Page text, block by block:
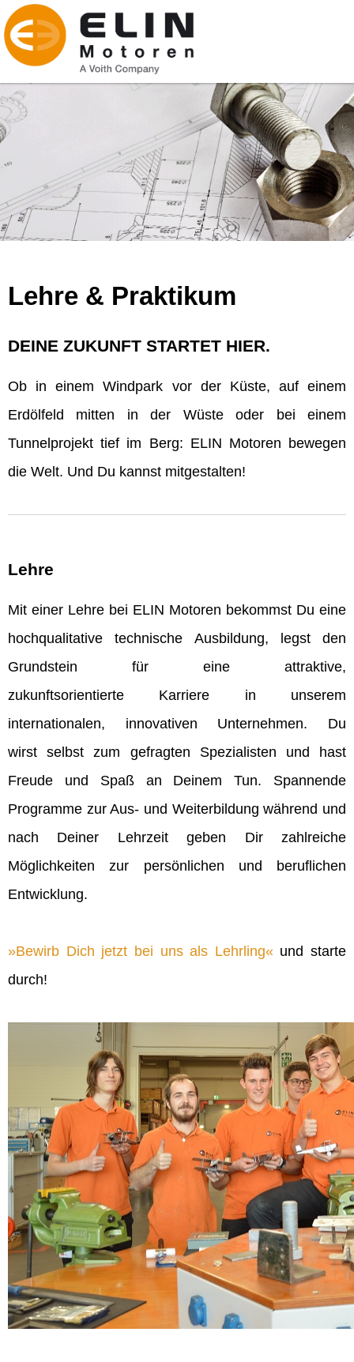
Lehre & Praktikum
DEINE ZUKUNFT STARTET HIER.
Ob in einem Windpark vor der Küste, auf einem
Erdölfeld mitten in der Wüste oder bei einem
Tunnelprojekt tief im Berg: ELIN Motoren bewegen
die Welt. Und Du kannst mitgestalten!
Lehre
Mit einer Lehre bei ELIN Motoren bekommst Du eine
hochqualitative technische Ausbildung, legst den
Grundstein für eine attraktive,
zukunftsorientierte Karriere in unserem
internationalen, innovativen Unternehmen. Du
wirst selbst zum gefragten Spezialisten und hast
Freude und Spaß an Deinem Tun. Spannende
Programme zur Aus- und Weiterbildung während und
nach Deiner Lehrzeit geben Dir zahlreiche
Möglichkeiten zur persönlichen und beruflichen
Entwicklung.
Bewirb Dich jetzt bei uns als Lehrling und starte
durch!